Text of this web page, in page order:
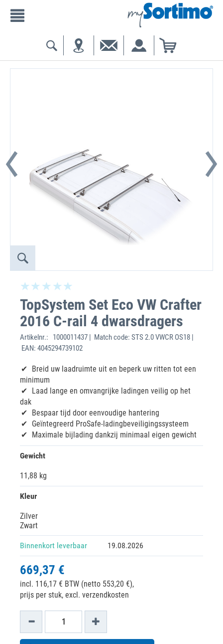
TopSystem Set Eco VW Crafter
2016 C-rail 4 dwarsdragers
Artikelnr.:
1000011437 | Match code: STS 2.0 VWCR OS18 |
EAN: 4045294739102
Breid uw laadruimte uit en beperk uw ritten tot een
minimum
Laad lange en omvangrijke ladingen veilig op het
dak
Bespaar tijd door eenvoudige hantering
Geïntegreerd ProSafe-ladingbeveiligingssysteem
Maximale bijlading dankzij minimaal eigen gewicht
Gewicht
11,88 kg
Kleur
Zilver
Zwart
Binnenkort leverbaar 19.08.2026
669,37 €
incl. 116,17 € BTW (netto 553,20 €),
prijs per stuk, excl. verzendkosten